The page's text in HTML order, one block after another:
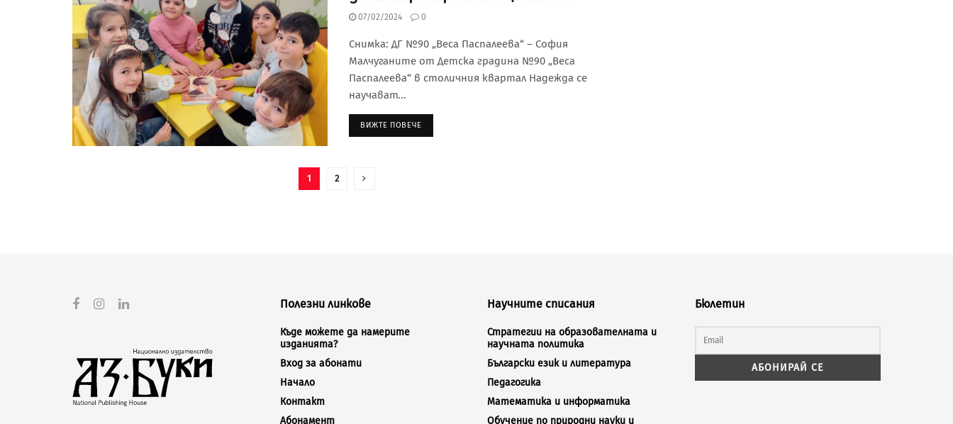
07/02/2024 0
Снимка: ДГ №90 „Веса Паспалеева“ – София
Малчуганите от Детска градина №90 „Веса
Паспалеева“ в столичния квартал Надежда се
научават...
ВИЖТЕ ПОВЕЧЕ
1 2
Полезни линкове
Къде можете да намерите
изданията?
Вход за абонати
Начало
Контакт
Абонамент
Научните списания
Стратегии на образователната и
научната политика
Български език и литература
Педагогика
Математика и информатика
Обучение по природни науки и
Бюлетин